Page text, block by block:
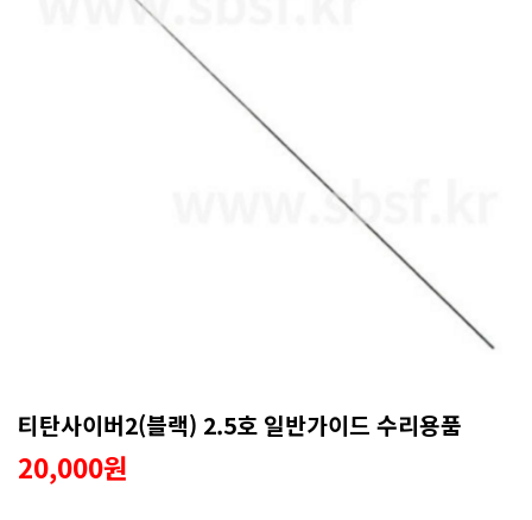
티탄사이버2(블랙) 2.5호 일반가이드 수리용품
20,000원